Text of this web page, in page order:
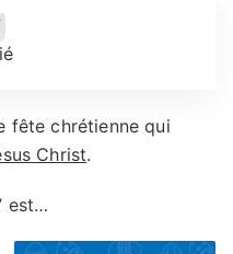
fête chrétienne qui
Christ.
est…